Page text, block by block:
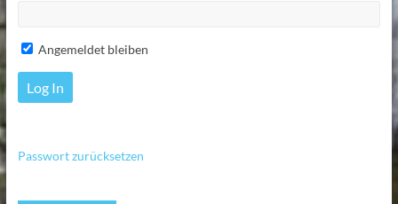
Angemeldet bleiben
Passwort zurücksetzen